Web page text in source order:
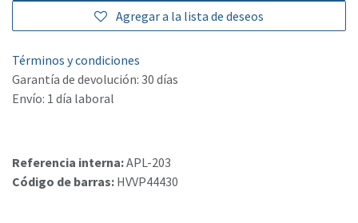
Agregar a la lista de deseos
Términos y condiciones
Garantía de devolución: 30 días
Envío: 1 día laboral
Referencia interna:APL-203
Código de barras: HVVP44430